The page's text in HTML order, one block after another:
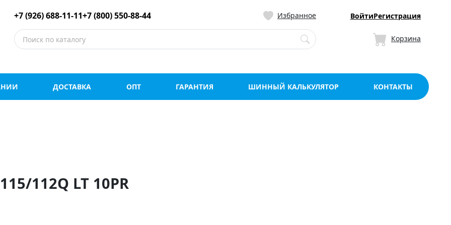
шины оптом и в розницу со склада в
+7 (926) 688-11-11+7 (800) 550-88-44 Избранное ВойтиРегистрация
Корзина
ДОСТАВКА ОПТ ГАРАНТИЯ ШИННЫЙ КАЛЬКУЛЯТОР КОНТАКТЫ
112Q LT 10PR